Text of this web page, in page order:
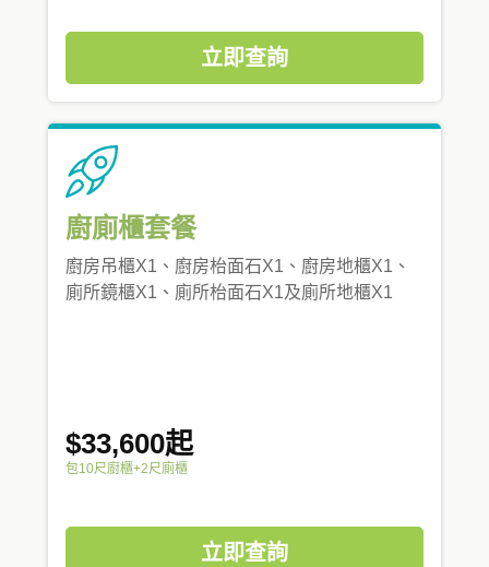
立即查詢
廚廁櫃套餐
廚房吊櫃X1、廚房枱面石X1、廚房地櫃X1、
廁所鏡櫃X1、廁所枱面石X1及廁所地櫃X1
$33,600起
包10尺廚櫃+2尺廁櫃
立即查詢